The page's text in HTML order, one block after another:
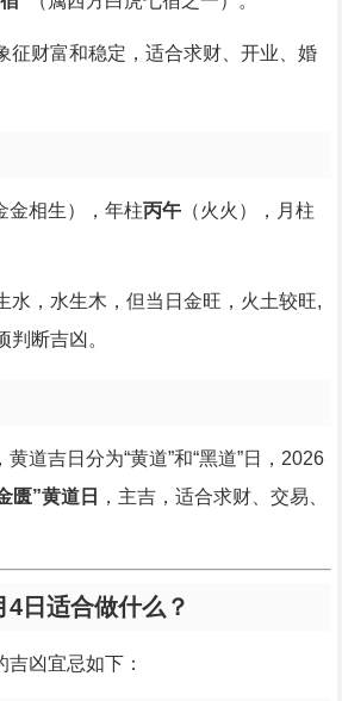
征财富和稳定，适合求财、开业、婚
金相生），年柱丙午（火火），月柱
水，水生木，但当日金旺，火土较旺,
判断吉凶。
道吉日分为“黄道”和“黑道”日，2026
匮”黄道日
，主吉，适合求财、交易、
日适合做什么？
凶宜忌如下：